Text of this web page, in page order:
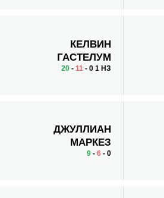
КЕЛВИН
ГАСТЕЛУМ
20- 11- 0 1 НЗ
ДЖУЛЛИАН
МАРКЕЗ
9- 6- 0